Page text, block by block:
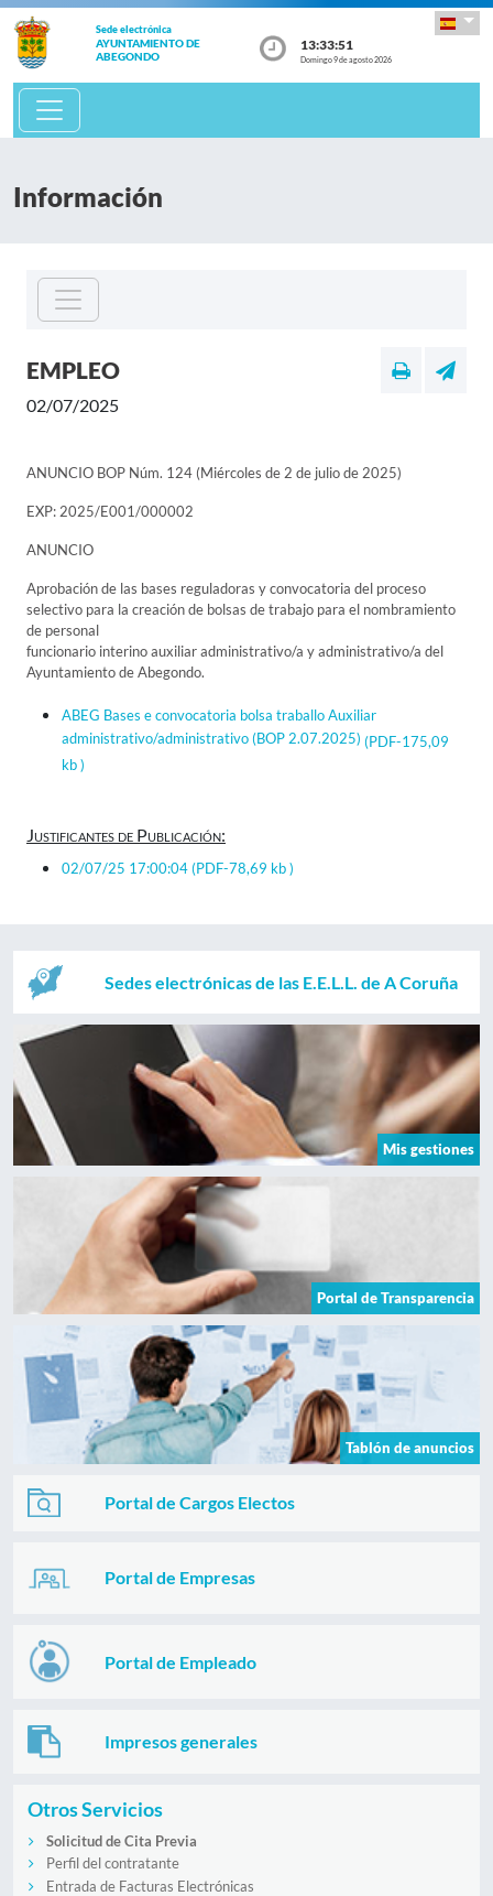
Sede electrónica
AYUNTAMIENTO DE
ABEGONDO
13:33:51
Domingo 9 de agosto 2026
Información
EMPLEO
02/07/2025
ANUNCIO BOP Núm. 124 (Miércoles de 2 de julio de 2025)
EXP: 2025/E001/000002
ANUNCIO
Aprobación de las bases reguladoras y convocatoria del proceso
selectivo para la creación de bolsas de trabajo para el nombramiento
de personal
funcionario interino auxiliar administrativo/a y administrativo/a del
Ayuntamiento de Abegondo.
ABEG Bases e convocatoria bolsa traballo Auxiliar
administrativo/administrativo (BOP 2.07.2025) (PDF-175,09
kb )
Justificantes de Publicación:
02/07/25 17:00:04(PDF-78,69 kb )
Sedes electrónicas de las E.E.L.L. de A Coruña
Mis gestiones
Portal de Transparencia
Tablón de anuncios
Portal de Cargos Electos
Portal de Empresas
Portal de Empleado
Impresos generales
Otros Servicios
Solicitud de Cita Previa
Perfil del contratante
Entrada de Facturas Electrónicas